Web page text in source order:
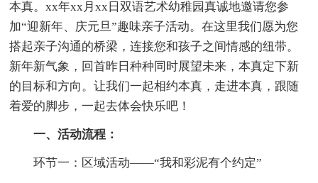
本真。xx年xx月xx日双语艺术幼稚园真诚地邀请您参
加“迎新年、庆元旦”趣味亲子活动。在这里我们愿为您
搭起亲子沟通的桥梁，连接您和孩子之间情感的纽带。
新年新气象，回首昨日种种同时展望未来，本真定下新
的目标和方向。让我们一起相约本真，走进本真，跟随
着爱的脚步，一起去体会快乐吧！
一、活动流程：
环节一：区域活动——“我和彩泥有个约定”